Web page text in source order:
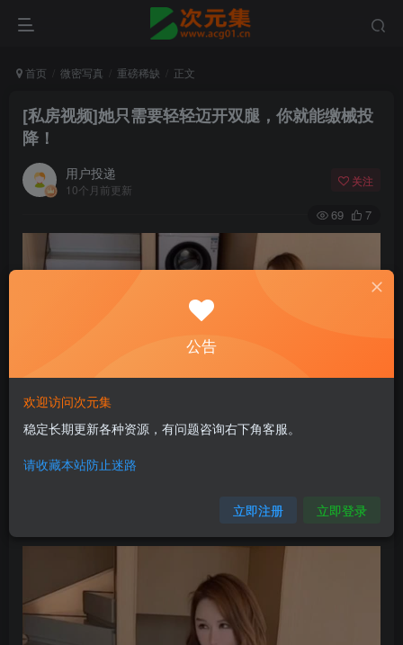
首页 微密写真 重磅稀缺 正文
[私房视频]她只需要轻轻迈开双腿，你就能缴械投
降！
用户投递
10个月前更新
关注
69 7
公告
欢迎访问次元集
稳定长期更新各种资源，有问题咨询右下角客服。
请收藏本站防止迷路
立即注册 立即登录